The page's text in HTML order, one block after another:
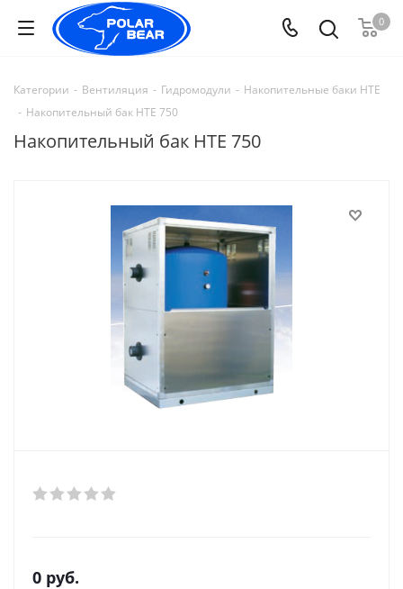
0
Категории - Вентиляция - Гидромодули - Накопительные баки HTE
- Накопительный бак HTE 750
Накопительный бак HTE 750
0 руб.